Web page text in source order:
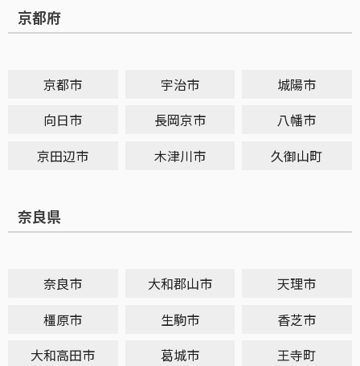
京都府
京都市 宇治市
城陽市
向日市
長岡京市
八幡市
京田辺市
木津川市 久御山町
奈良県
奈良市 大和郡山市
天理市
橿原市
生駒市
香芝市
大和高田市
葛城市 王寺町